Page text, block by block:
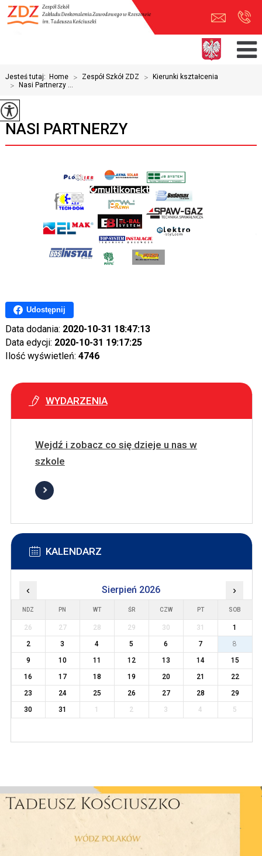
Jesteś tutaj: Home > Zespół Szkół ZDZ > Kierunki kształcenia
> Nasi Partnerzy ...
NASI PARTNERZY
Udostępnij
Data dodania: 2020-10-31 18:47:13
Data edycji: 2020-10-31 19:17:25
Ilość wyświetleń: 4746
WYDARZENIA
Wejdź i zobacz co się dzieje u nas w
szkole
KALENDARZ
‹ Sierpień 2026 ›
NDZ PN WT ŚR CZW PT SOB
26 27 28 29 30 31
1
2
3 4 5 6 7
8
9
10 11 12 13 14
15
16
17 18 19 20 21
22
23
24 25 26 27 28
29
30
31 1 2 3 4 5